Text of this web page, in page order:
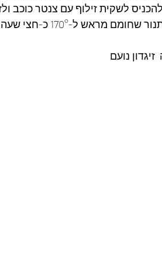
לשקית זילוף עם צנטר כוכב
שחומם מראש ל-170° כ-חצי שעה
נועם